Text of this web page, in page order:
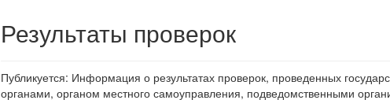
Результаты проверок
Публикуется: Информация о результатах проверок, проведенных
органами, органом местного самоуправления, подведомственными